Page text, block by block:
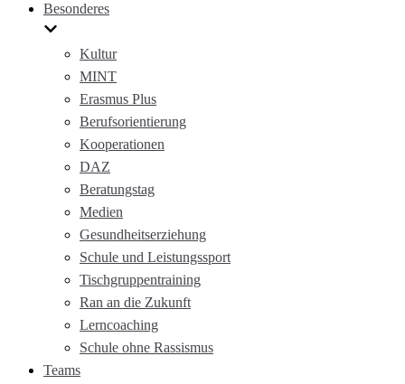
Besonderes
Kultur
MINT
Erasmus Plus
Berufsorientierung
Kooperationen
DAZ
Beratungstag
Medien
Gesundheitserziehung
Schule und Leistungssport
Tischgruppentraining
Ran an die Zukunft
Lerncoaching
Schule ohne Rassismus
Teams